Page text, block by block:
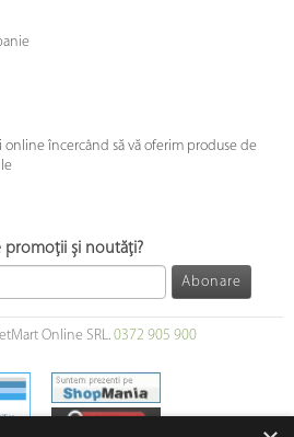
încercând să vă oferim produse de
promoții și noutăți?
Abonare
Online SRL. 0372 905 900